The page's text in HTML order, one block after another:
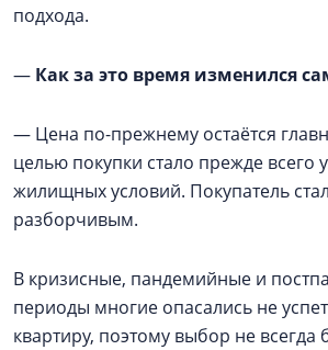
подхода.
— Как за это время изменился
— Цена по-прежнему остаётся
целью покупки стало прежде всего
жилищных условий. Покупатель
разборчивым.
В кризисные, пандемийные и
периоды многие опасались не
квартиру, поэтому выбор не